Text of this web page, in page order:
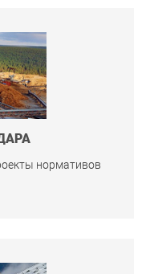
нормативов